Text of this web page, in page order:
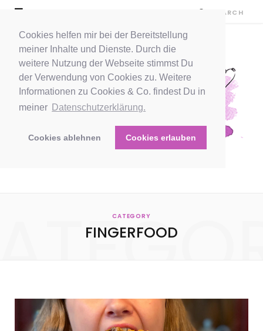
Cookies helfen mir bei der Bereitstellung
meiner Inhalte und Dienste. Durch die
weitere Nutzung der Webseite stimmst Du
der Verwendung von Cookies zu. Weitere
Informationen zu Cookies & Co. findest Du in
meiner Datenschutzerklärung.
Cookies ablehnen Cookies erlauben
CATEGORY
FINGERFOOD